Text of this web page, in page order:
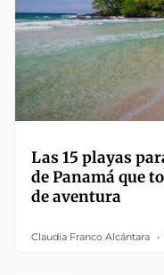
Las 15 playas
de Panamá que
de aventura
Claudia Franco Alcántara